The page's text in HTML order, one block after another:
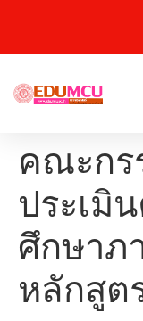
คณะกร
ประเมิ
ศึกษาภ
หลักสูต